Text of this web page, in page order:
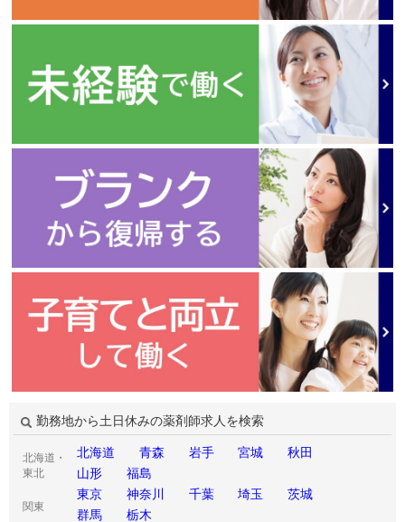
勤務地から土日休みの薬剤師求人を検索
北海道・
東北
北海道 青森 岩手 宮城
秋田
山形
福島
関東
東京 神奈川 千葉 埼玉
茨城
群馬
栃木